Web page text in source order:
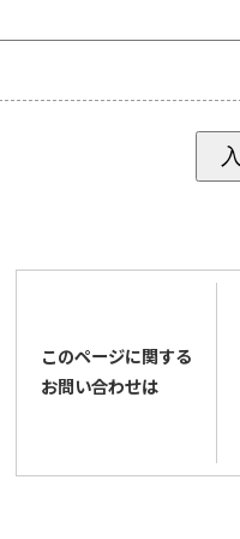
このページに関する
お問い合わせは